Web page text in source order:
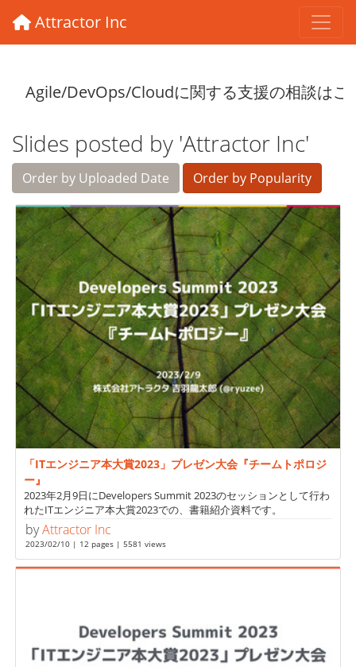
Attractor Inc
Slides posted by 'Attractor Inc'
Order by Uploaded Date Order by Popularity
「ITエンジニア本大賞2023」プレゼン大会『チームトポロジ
ー』
2023年2月9日にDevelopers Summit 2023のセッションとして行わ
れたITエンジニア本大賞2023での、書籍紹介資料です。
byAttractor Inc
2023/02/10 | 12 pages | 5581 views